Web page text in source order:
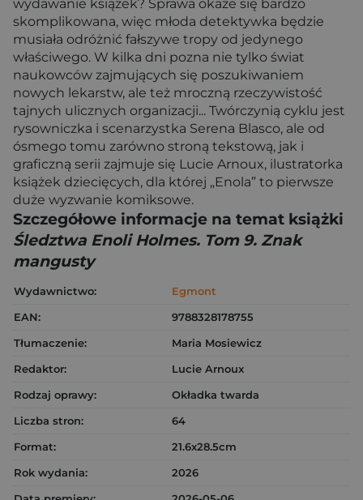
wydawanie książek? Sprawa okaże się bardzo
skomplikowana, więc młoda detektywka będzie
musiała odróżnić fałszywe tropy od jedynego
właściwego. W kilka dni pozna nie tylko świat
naukowców zajmujących się poszukiwaniem
nowych lekarstw, ale też mroczną rzeczywistość
tajnych ulicznych organizacji... Twórczynią cyklu jest
rysowniczka i scenarzystka Serena Blasco, ale od
ósmego tomu zarówno stroną tekstową, jak i
graficzną serii zajmuje się Lucie Arnoux, ilustratorka
książek dziecięcych, dla której „Enola” to pierwsze
duże wyzwanie komiksowe.
Szczegółowe informacje na temat książki
Śledztwa Enoli Holmes. Tom 9. Znak
mangusty
Wydawnictwo:
Egmont
EAN:
9788328178755
Tłumaczenie:
Maria Mosiewicz
Redaktor:
Lucie Arnoux
Rodzaj oprawy:
Okładka twarda
Liczba stron:
64
Format:
21.6x28.5cm
Rok wydania:
2026